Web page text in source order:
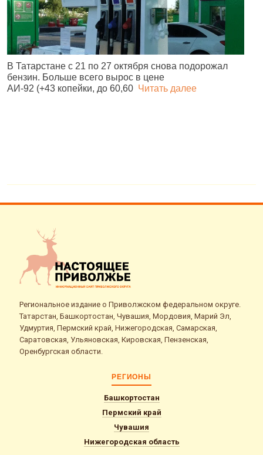
В Татарстане с 21 по 27 октября снова подорожал
бензин. Больше всего вырос в цене
АИ‑92 (+43 копейки, до 60,60 Читать далее
Региональное издание о Приволжском федеральном округе.
Татарстан, Башкортостан, Чувашия, Мордовия, Марий Эл,
Удмуртия, Пермский край, Нижегородская, Самарская,
Саратовская, Ульяновская, Кировская, Пензенская,
Оренбургская области.
РЕГИОНЫ
Башкортостан
Пермский край
Чувашия
Нижегородская область